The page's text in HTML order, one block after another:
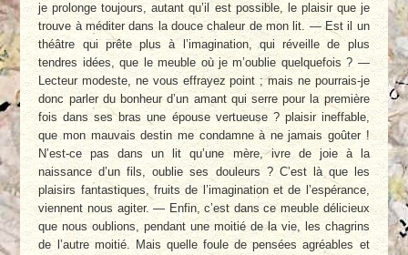
je prolonge toujours, autant qu’il est possible, le plaisir que je
trouve à méditer dans la douce chaleur de mon lit. — Est il un
théâtre qui prête plus à l’imagination, qui réveille de plus
tendres idées, que le meuble où je m’oublie quelquefois ? —
Lecteur modeste, ne vous effrayez point ; mais ne pourrais-je
donc parler du bonheur d’un amant qui serre pour la première
fois dans ses bras une épouse vertueuse ? plaisir ineffable,
que mon mauvais destin me condamne à ne jamais goûter !
N’est-ce pas dans un lit qu’une mère, ivre de joie à la
naissance d’un fils, oublie ses douleurs ? C’est là que les
plaisirs fantastiques, fruits de l’imagination et de l’espérance,
viennent nous agiter. — Enfin, c’est dans ce meuble délicieux
que nous oublions, pendant une moitié de la vie, les chagrins
de l’autre moitié. Mais quelle foule de pensées agréables et